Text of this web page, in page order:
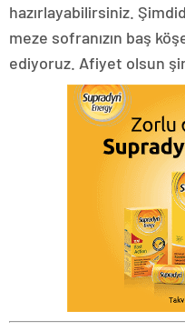
hazırlayabilirsiniz.
meze sofranızın baş
ediyoruz. Afiyet olsun